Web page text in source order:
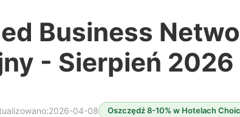
Business
- Sierpień 2026
04-08 Oszczędź 8-10% w Hotelach